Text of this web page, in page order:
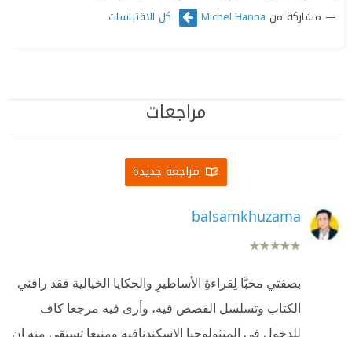
مشاركة من Michel Hanna كل الاقتباسات
مراجعات
مراجعة جديدة
balsamkhuzama
بصفتي محبَّا لِقراءةِ الأساطيرِ والحكايا الخيالية فقد راقني
الكتاب وتسلسل القصص فيه، وأرى فيه مرجعا كاف
للدخول في الميثولوجيا الإسكندنافية ومنبعا تستقي منه إن